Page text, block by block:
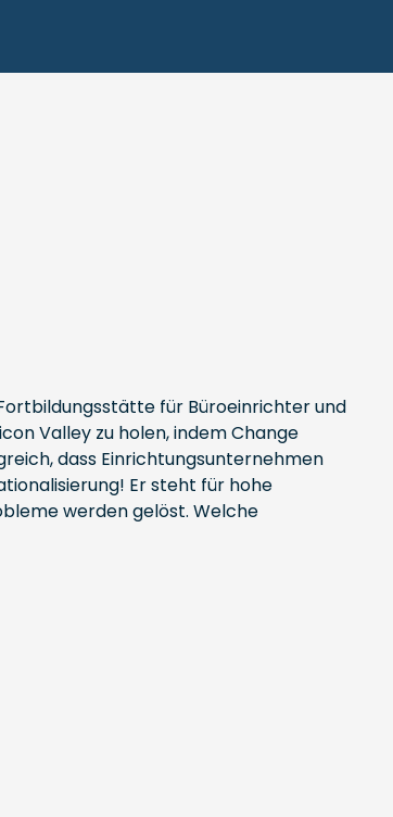
für Büroeinrichter und
Valley zu holen, indem Change
dass Einrichtungsunternehmen
Er steht für hohe
werden gelöst. Welche